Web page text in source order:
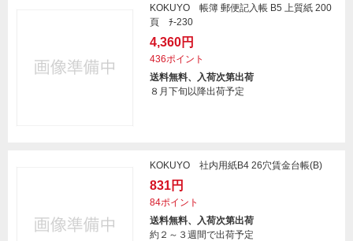
KOKUYO 帳簿 郵便記入帳 B5 上質紙 200
頁 ﾁ-230
4,360円
436ポイント
送料無料、入荷次第出荷
８月下旬以降出荷予定
KOKUYO 社内用紙B4 26穴賃金台帳(B)
831円
84ポイント
送料無料、入荷次第出荷
約２～３週間で出荷予定